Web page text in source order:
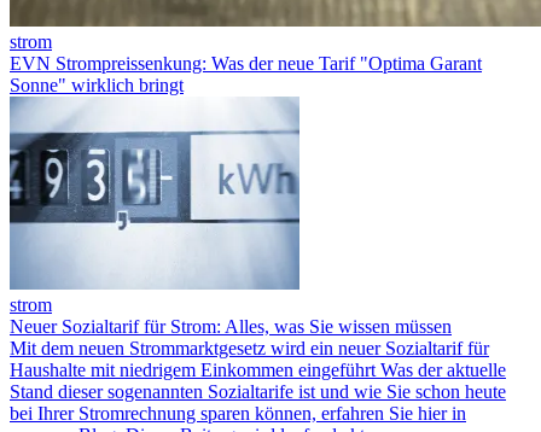
strom
EVN Strompreissenkung: Was der neue Tarif "Optima Garant
Sonne" wirklich bringt
strom
Neuer Sozialtarif für Strom: Alles, was Sie wissen müssen
Mit dem neuen Strommarktgesetz wird ein neuer Sozialtarif für
Haushalte mit niedrigem Einkommen eingeführt Was der aktuelle
Stand dieser sogenannten Sozialtarife ist und wie Sie schon heute
bei Ihrer Stromrechnung sparen können, erfahren Sie hier in